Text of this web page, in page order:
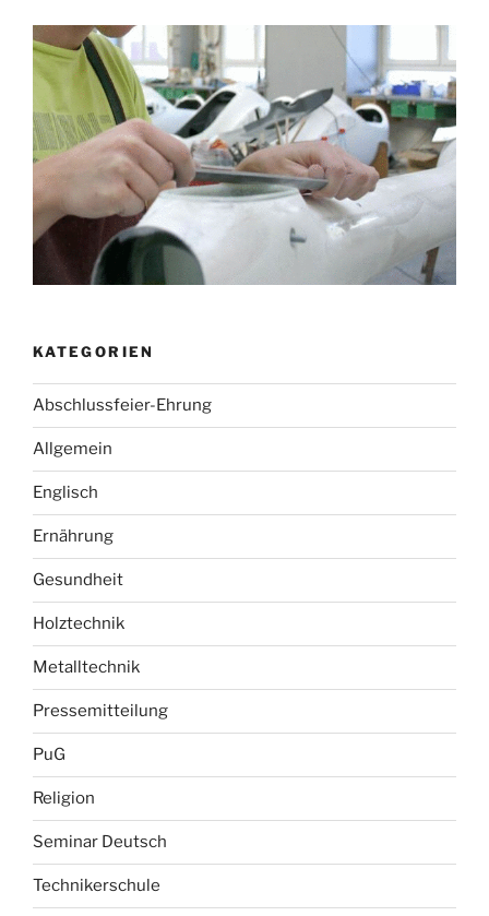
KATEGORIEN
Abschlussfeier-Ehrung
Allgemein
Englisch
Ernährung
Gesundheit
Holztechnik
Metalltechnik
Pressemitteilung
PuG
Religion
Seminar Deutsch
Technikerschule